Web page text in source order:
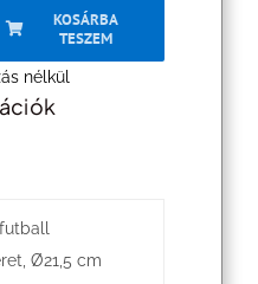
KOSÁRBA
TESZEM
nélkül
Ø21,5 cm